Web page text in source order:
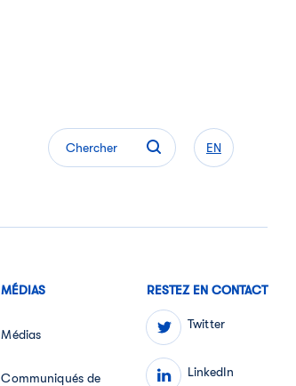
Chercher EN
MÉDIAS
Médias
Communiqués de
RESTEZ EN CONTACT
Twitter
LinkedIn